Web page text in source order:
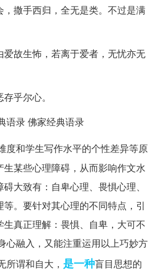
撒手西归，全无是类。不过是满
故生怖，若离于爱者，无忧亦无
乎尔心。
语录 佛家经典语录
度和学生写作水平的个性差异等原
某些心理障碍，从而影响作文水
大致有：自卑心理、畏惧心理、
。要针对其心理的不同特点，引
真正理解：畏惧、自卑，大可不
心融入，又能注重运用以上巧妙方
所谓和自大， 是一种盲目思想的